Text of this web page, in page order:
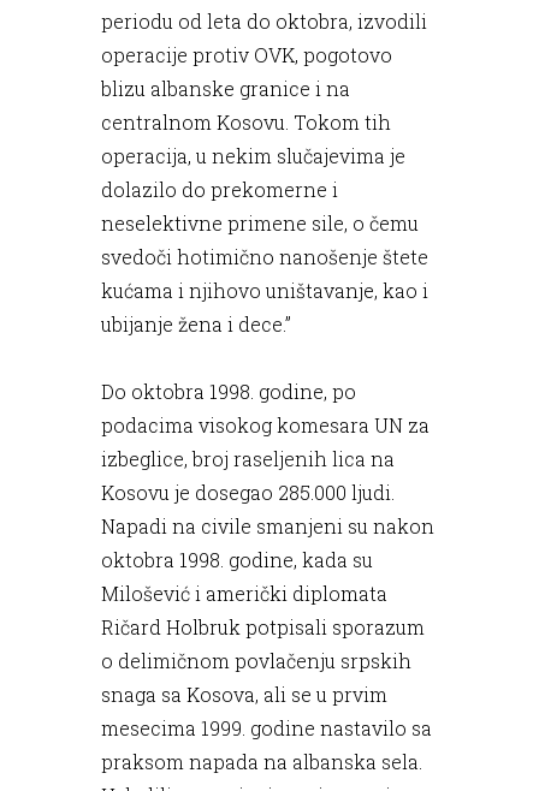
periodu od leta do oktobra, izvodili
operacije protiv OVK, pogotovo
blizu albanske granice i na
centralnom Kosovu. Tokom tih
operacija, u nekim slučajevima je
dolazilo do prekomerne i
neselektivne primene sile, o čemu
svedoči hotimično nanošenje štete
kućama i njihovo uništavanje, kao i
ubijanje žena i dece.”
Do oktobra 1998. godine, po
podacima visokog komesara UN za
izbeglice, broj raseljenih lica na
Kosovu je dosegao 285.000 ljudi.
Napadi na civile smanjeni su nakon
oktobra 1998. godine, kada su
Milošević i američki diplomata
Ričard Holbruk potpisali sporazum
o delimičnom povlačenju srpskih
snaga sa Kosova, ali se u prvim
mesecima 1999. godine nastavilo sa
praksom napada na albanska sela.